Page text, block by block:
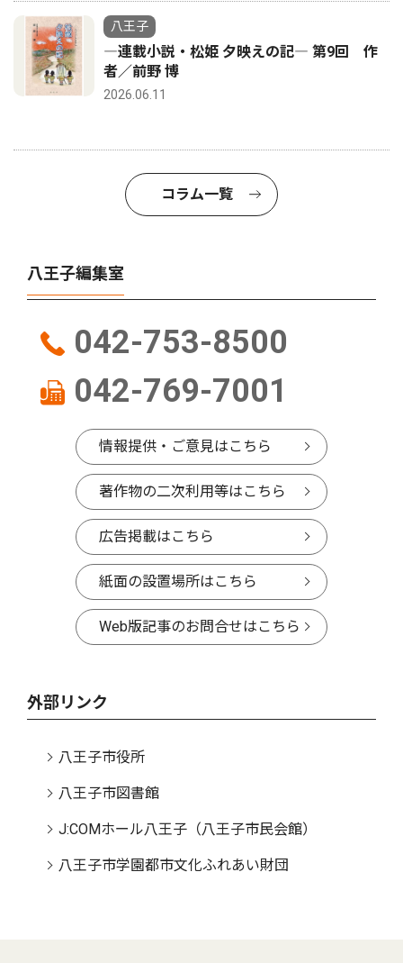
八王子
―連載小説・松姫 夕映えの記― 第9回 作
者／前野 博
2026.06.11
コラム一覧
八王子編集室
042-753-8500
042-769-7001
情報提供・ご意見はこちら
著作物の二次利用等はこちら
広告掲載はこちら
紙面の設置場所はこちら
Web版記事のお問合せはこちら
外部リンク
八王子市役所
八王子市図書館
J:COMホール八王子（八王子市民会館）
八王子市学園都市文化ふれあい財団